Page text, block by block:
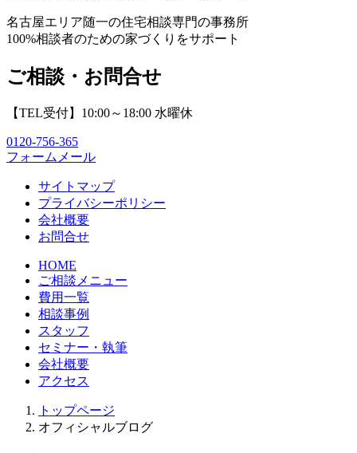
名古屋エリア随一の住宅相談専門の事務所
100%相談者のための家づくりをサポート
ご相談・お問合せ
【TEL受付】10:00～18:00 水曜休
0120-756-365
フォームメール
サイトマップ
プライバシーポリシー
会社概要
お問合せ
HOME
ご相談メニュー
費用一覧
相談事例
スタッフ
セミナー・執筆
会社概要
アクセス
トップページ
オフィシャルブログ